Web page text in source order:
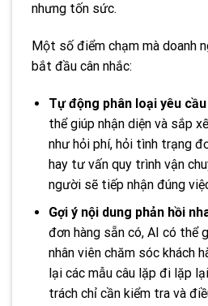
nhưng tốn sức.
Một số điểm chạm mà doanh
bắt đầu cân nhắc:
Tự động phân loại yêu
thể giúp nhận diện và sắp
như hỏi phí, hỏi tình trạng
hay tư vấn quy trình vận
người sẽ tiếp nhận đúng
Gợi ý nội dung phản hồi
đơn hàng sẵn có, AI có thể
nhân viên chăm sóc khách
lại các mẫu câu lặp đi lặp
trách chỉ cần kiểm tra và